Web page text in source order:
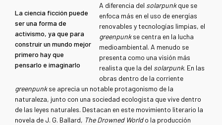
La ciencia ficción puede
ser una forma de
activismo, ya que para
construir un mundo mejor
primero hay que
pensarlo e imaginarlo
A diferencia del solarpunkque se
enfoca más en el uso de energías
renovables y tecnologías limpias, el
greenpunkse centra en la lucha
medioambiental. A menudo se
presenta como una visión más
realista que la del solarpunk. En las
obras dentro de la corriente
greenpunkse aprecia un notable protagonismo de la
naturaleza, junto con una sociedad ecologista que vive dentro
de las leyes naturales. Destacan en este movimiento literario la
novela de J. G. Ballard, The Drowned Worldo la producción